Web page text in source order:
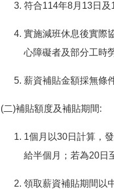
符合114年8月13日及
實施減班休息後實際
心障礙者及部分工時
薪資補貼金額採無條
(二)補貼額度及補貼期間:
1個月以30日計算，
給半個月；若為20日
領取薪資補貼期間以